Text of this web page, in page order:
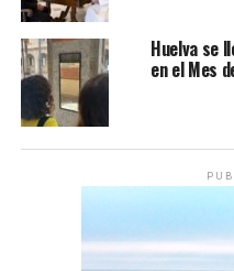
Huelva se
en el Mes